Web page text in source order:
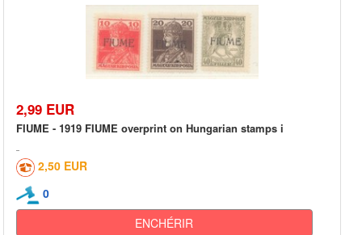
2,99 EUR
FIUME - 1919 FIUME overprint on Hungarian stamps i
2,50 EUR
0
ENCHÉRIR